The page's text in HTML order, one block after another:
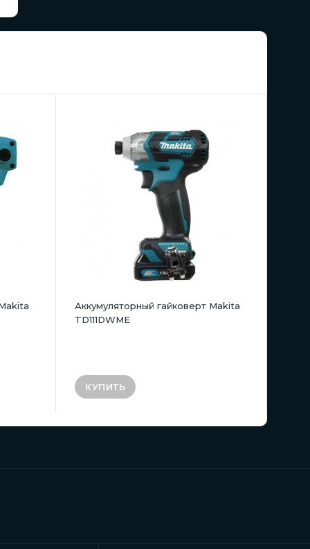
Аккумуляторный гайковерт Makita
TD111DWME
КУПИТЬ